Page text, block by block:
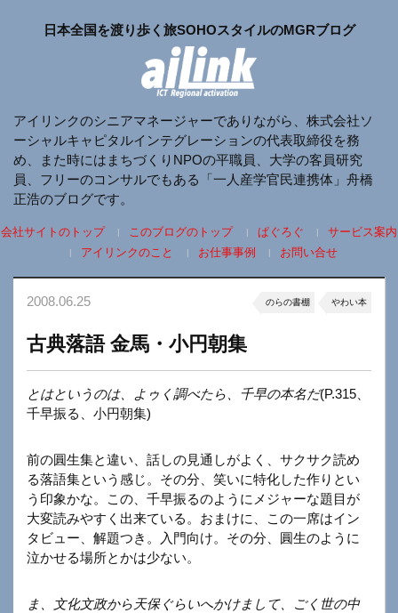
日本全国を渡り歩く旅SOHOスタイルのMGRブログ
アイリンクのシニアマネージャーでありながら、株式会社ソ
ーシャルキャピタルインテグレーションの代表取締役を務
め、また時にはまちづくりNPOの平職員、大学の客員研究
員、フリーのコンサルでもある「一人産学官民連携体」舟橋
正浩のブログです。
会社サイトのトップ このブログのトップ ぱぐろぐ
サービス案内
アイリンクのこと
お仕事事例 お問い合せ
2008.06.25 のらの書棚 やわい本
古典落語 金馬・小円朝集
とはというのは、よゥく調べたら、千早の本名だ(P.315、
千早振る、小円朝集)
前の圓生集と違い、話しの見通しがよく、サクサク読め
る落語集という感じ。その分、笑いに特化した作りとい
う印象かな。この、千早振るのようにメジャーな題目が
大変読みやすく出来ている。おまけに、この一席はイン
タビュー、解題つき。入門向け。その分、圓生のように
泣かせる場所とかは少ない。
ま、文化文政から天保ぐらいへかけまして、ごく世の中